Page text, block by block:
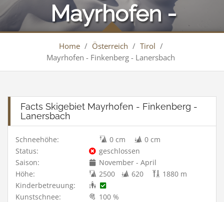
Mayrhofen -
Finkenberg -
Lanersbach
Home / Österreich / Tirol /
Mayrhofen - Finkenberg - Lanersbach
Facts Skigebiet Mayrhofen - Finkenberg -
Lanersbach
Schneehöhe: 0 cm
0 cm
Status:
geschlossen
Saison:
November - April
Höhe:
2500 620
1880 m
Kinderbetreuung:
Kunstschnee:
100 %